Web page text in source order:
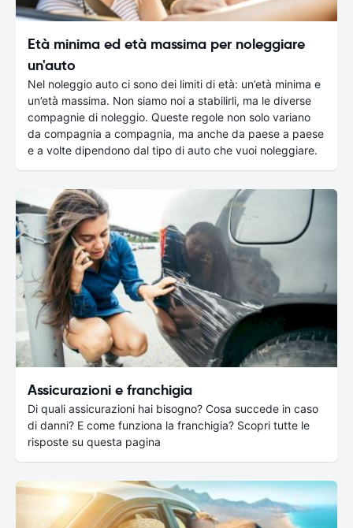
Età minima ed età massima per noleggiare
un'auto
Nel noleggio auto ci sono dei limiti di età: un’età minima e
un’età massima. Non siamo noi a stabilirli, ma le diverse
compagnie di noleggio. Queste regole non solo variano
da compagnia a compagnia, ma anche da paese a paese
e a volte dipendono dal tipo di auto che vuoi noleggiare.
Assicurazioni e franchigia
Di quali assicurazioni hai bisogno? Cosa succede in caso
di danni? E come funziona la franchigia? Scopri tutte le
risposte su questa pagina